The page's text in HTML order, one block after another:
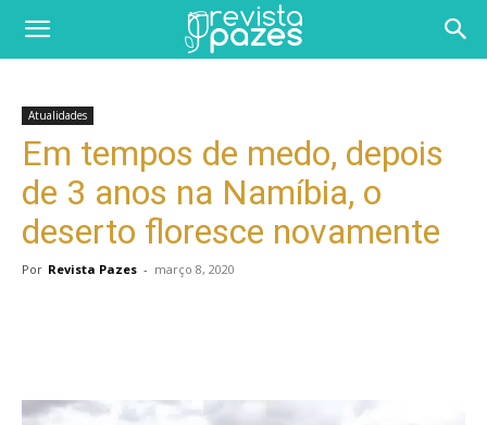
Atualidades
Em tempos de medo, depois
de 3 anos na Namíbia, o
deserto floresce novamente
Por Revista Pazes - março 8, 2020